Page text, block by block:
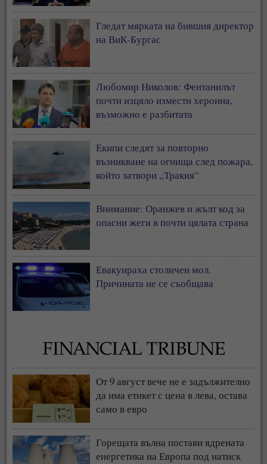
Гледат мярката на бившия директор
на ВиК-Бургас
Любомир Николов: Фентанилът
почти изцяло измести хероина,
възможно е разбитата
лаборатория да е единствената у
нас
Екипи следят за повторно
възникване на огнища след пожара,
който затвори „Тракия“
Внимание: Оранжев и жълт код за
опасни жеги в почти цялата страна
Евакуираха столичен мол.
Причината не се съобщава
От 9 август вече не е задължително
да има етикет с цена в лева, остава
само в евро
Горещата вълна постави ядрената
енергетика на Европа под натиск